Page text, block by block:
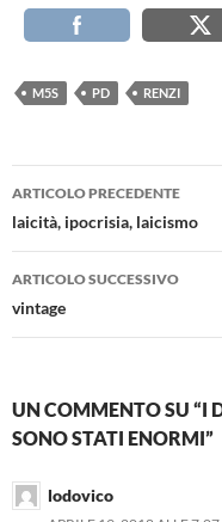
M5S PD RENZI
Navigazione
articolo
ARTICOLO PRECEDENTE
laicità, ipocrisia, laicismo
ARTICOLO SUCCESSIVO
vintage
UN COMMENTO SU “I
SONO STATI ENORMI”
lodovico